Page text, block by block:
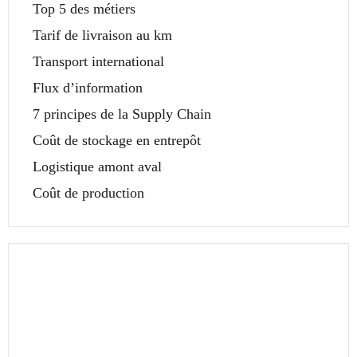
Top 5 des métiers
Tarif de livraison au km
Transport international
Flux d’information
7 principes de la Supply Chain
Coût de stockage en entrepôt
Logistique amont aval
Coût de production